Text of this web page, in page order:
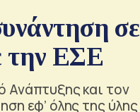
σε
την ΕΣΕ
Ανάπτυξης και τον
εφ’ όλης της ύλης